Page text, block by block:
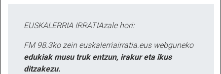
EUSKALERRIA IRRATIAzale hori:
FM 98.3ko zein euskalerriairratia.eus webguneko
edukiak musu truk entzun, irakur eta ikus
ditzakezu.